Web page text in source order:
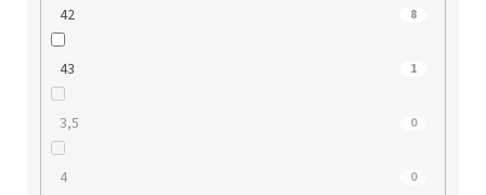
42 8
43 1
3,5 0
4 0